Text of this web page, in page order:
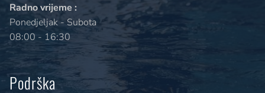
Radno vrijeme :
Ponedjeljak - Subota
08:00 - 16:30
Podrška